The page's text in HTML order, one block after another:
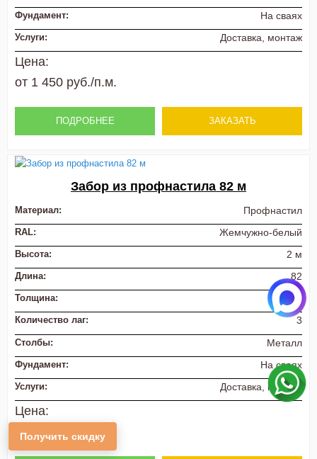
Фундамент: На сваях
Услуги: Доставка, монтаж
Цена:
от 1 450 руб./п.м.
ПОДРОБНЕЕ ЗАКАЗАТЬ
Забор из профнастила 82 м
Материал: Профнастил
RAL: Жемчужно-белый
Высота: 2 м
Длина: 82
Толщина: 0,5 мм
Количество лаг: 3
Столбы: Металл
Фундамент: На сваях
Услуги: Доставка, монтаж
Цена:
от 1 450 руб./п.м.
Получить скидку